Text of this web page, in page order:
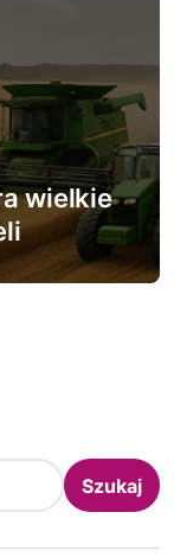
wielkie
Szukaj